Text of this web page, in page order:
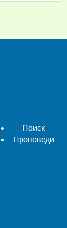
Поиск
Проповеди